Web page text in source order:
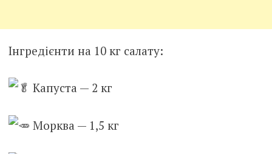
Інгредієнти на 10 кг салату:
Капуста — 2 кг
Морква — 1 ,5 кг